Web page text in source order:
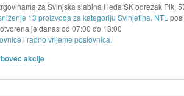
za Svinjska slabina i leđa SK odrezak Pik,
13 proizvoda za kategoriju Svinjetina. NTL
je danas od 07:00 do 18:00
i radno vrijeme poslovnica.
akcije